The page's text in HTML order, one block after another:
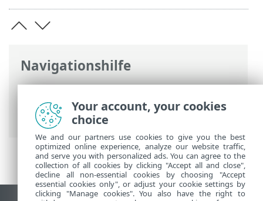
Navigationshilfe
ESET Online-Hilfe>ESET PROTECT On-
Prem>Erste Schritte>ESET PROTECT-
Web-Konsole> Benutzereinstellungen
Your account, your cookies
choice
We and our partners use cookies to give you the best
optimized online experience, analyze our website traffic,
and serve you with personalized ads. You can agree to the
collection of all cookies by clicking "Accept all and close",
decline all non-essential cookies by choosing "Accept
essential cookies only", or adjust your cookie settings by
clicking "Manage cookies". You also have the right to